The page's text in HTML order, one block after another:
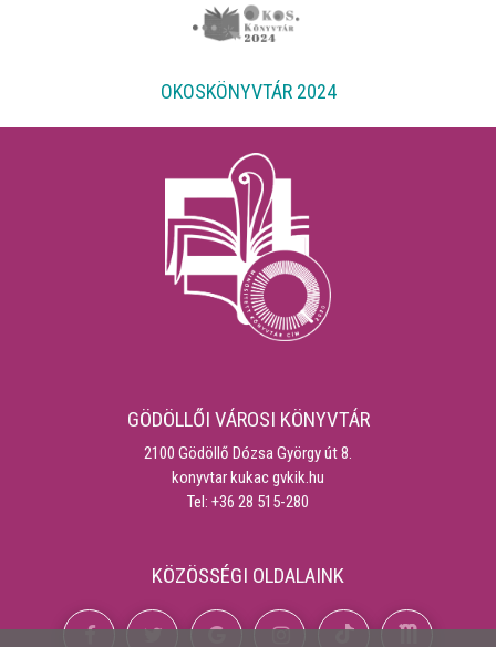
OKOSKÖNYVTÁR 2024
GÖDÖLLŐI VÁROSI KÖNYVTÁR
2100 Gödöllő Dózsa György út 8.
konyvtar kukac gvkik.hu
Tel: +36 28 515-280
KÖZÖSSÉGI OLDALAINK